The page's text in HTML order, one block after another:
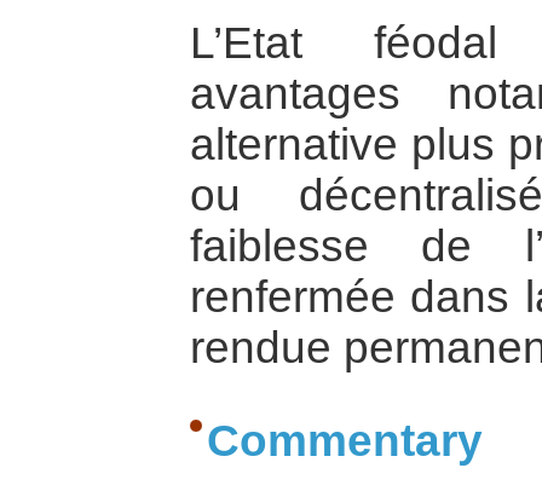
L’Etat
avantages
alternative plus
ou
faiblesse de
renfermée dans
rendue
Commentary